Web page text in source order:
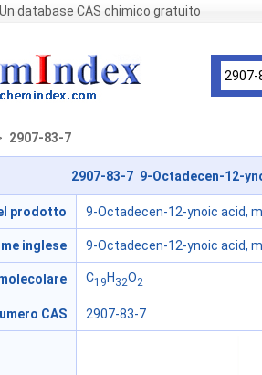
database CAS chimico gratuito
2907-83-7
2907-83-7 9-Octadecen-12-
prodotto 9-Octadecen-12-ynoic acid,
inglese 9-Octadecen-12-ynoic acid,
C19 H 32O2
CAS 2907-83-7